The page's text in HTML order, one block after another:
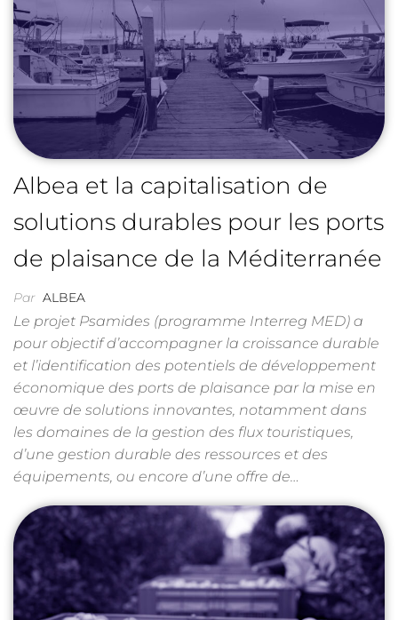
Albea et la capitalisation de
solutions durables pour les ports
de plaisance de la Méditerranée
Par ALBEA
Le projet Psamides (programme Interreg MED) a
pour objectif d’accompagner la croissance durable
et l’identification des potentiels de développement
économique des ports de plaisance par la mise en
œuvre de solutions innovantes, notamment dans
les domaines de la gestion des flux touristiques,
d’une gestion durable des ressources et des
équipements, ou encore d’une offre de…